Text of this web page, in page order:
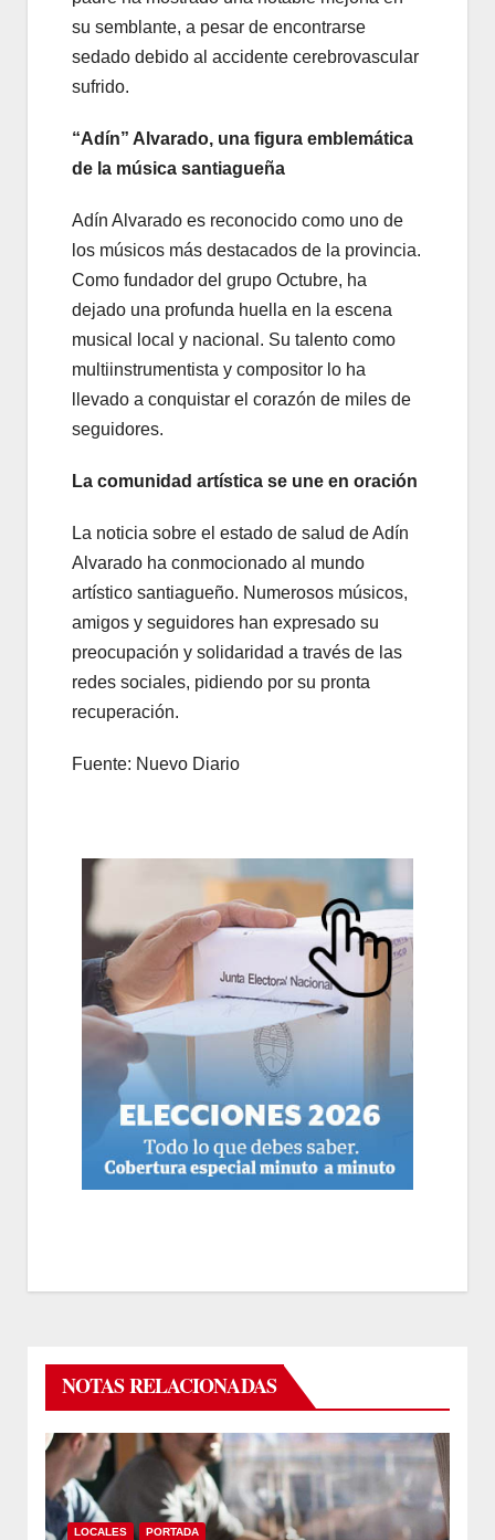
su semblante, a pesar de encontrarse
sedado debido al accidente cerebrovascular
sufrido.
“Adín” Alvarado, una figura emblemática
de la música santiagueña
Adín Alvarado es reconocido como uno de
los músicos más destacados de la provincia.
Como fundador del grupo Octubre, ha
dejado una profunda huella en la escena
musical local y nacional. Su talento como
multiinstrumentista y compositor lo ha
llevado a conquistar el corazón de miles de
seguidores.
La comunidad artística se une en oración
La noticia sobre el estado de salud de Adín
Alvarado ha conmocionado al mundo
artístico santiagueño. Numerosos músicos,
amigos y seguidores han expresado su
preocupación y solidaridad a través de las
redes sociales, pidiendo por su pronta
recuperación.
Fuente: Nuevo Diario
NOTAS RELACIONADAS
LOCALES PORTADA